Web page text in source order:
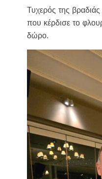
Τυχερός της
που κέρδισε το
δώρο.